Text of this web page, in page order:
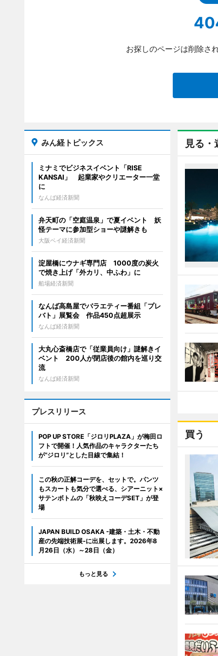
お探しのページは削除さ
見る・
買う
みん経トピックス
ミナミでビジネスイベント「RISE
KANSAI」 起業家やクリエーター一堂
に
なんば経済新聞
弁天町の「空庭温泉」で夏イベント 妖
怪テーマに参加型ショーや謎解きも
大阪ベイ経済新聞
淀屋橋にウナギ専門店 1000度の炭火
で焼き上げ「外カリ、中ふわ」に
船場経済新聞
なんば高島屋でバラエティー番組「プレ
バト」展覧会 作品450点超展示
なんば経済新聞
大丸心斎橋店で「従業員向け」謎解きイ
ベント 200人が閉店後の館内を巡り交
流
なんば経済新聞
プレスリリース
POP UP STORE「ジロリPLAZA」が梅田ロ
フトで開催！人気作品のキャラクターたち
が“ジロリ”とした目線で集結！
この秋の正解コーデを、セットで。パンツ
もスカートも気分で選べる、シアーニット×
サテンボトムの「秋映えコーデSET」が登
場
JAPAN BUILD OSAKA -建築・土木・不動
産の先端技術展-に出展します。2026年8
月26日（水）～28日（金）
もっと見る